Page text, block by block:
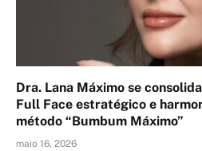
Dra. Lana Máximo se
Full Face estratégico e
método “Bumbum Máximo”
maio 16, 2026